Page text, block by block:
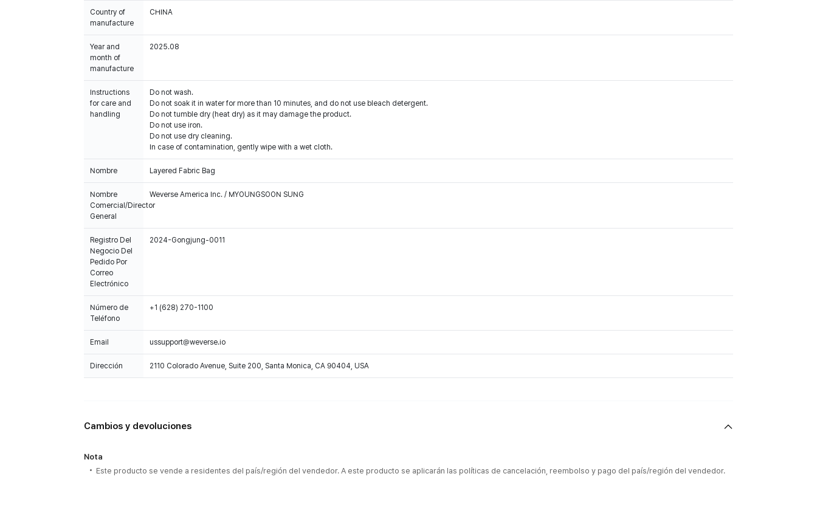
Country of
manufacture
CHINA
Year and
month of
manufacture
2025.08
Instructions
for care and
handling
Do not wash.
Do not soak it in water for more than 10 minutes, and do not use bleach detergent.
Do not tumble dry (heat dry) as it may damage the product.
Do not use iron.
Do not use dry cleaning.
In case of contamination, gently wipe with a wet cloth.
Nombre Layered Fabric Bag
Nombre
Comercial/Director
General
Weverse America Inc. / MYOUNGSOON SUNG
Registro Del
Negocio Del
Pedido Por
Correo
Electrónico
2024-Gongjung-0011
Número de
Teléfono
+1 (628) 270-1100
Email ussupport@weverse.io
Dirección 2110 Colorado Avenue, Suite 200, Santa Monica, CA 90404, USA
Cambios y devoluciones
Nota
Este producto se vende a residentes del país/región del vendedor. A este producto se aplicarán las políticas de cancelación, reembolso y pago del país/región del vendedor.